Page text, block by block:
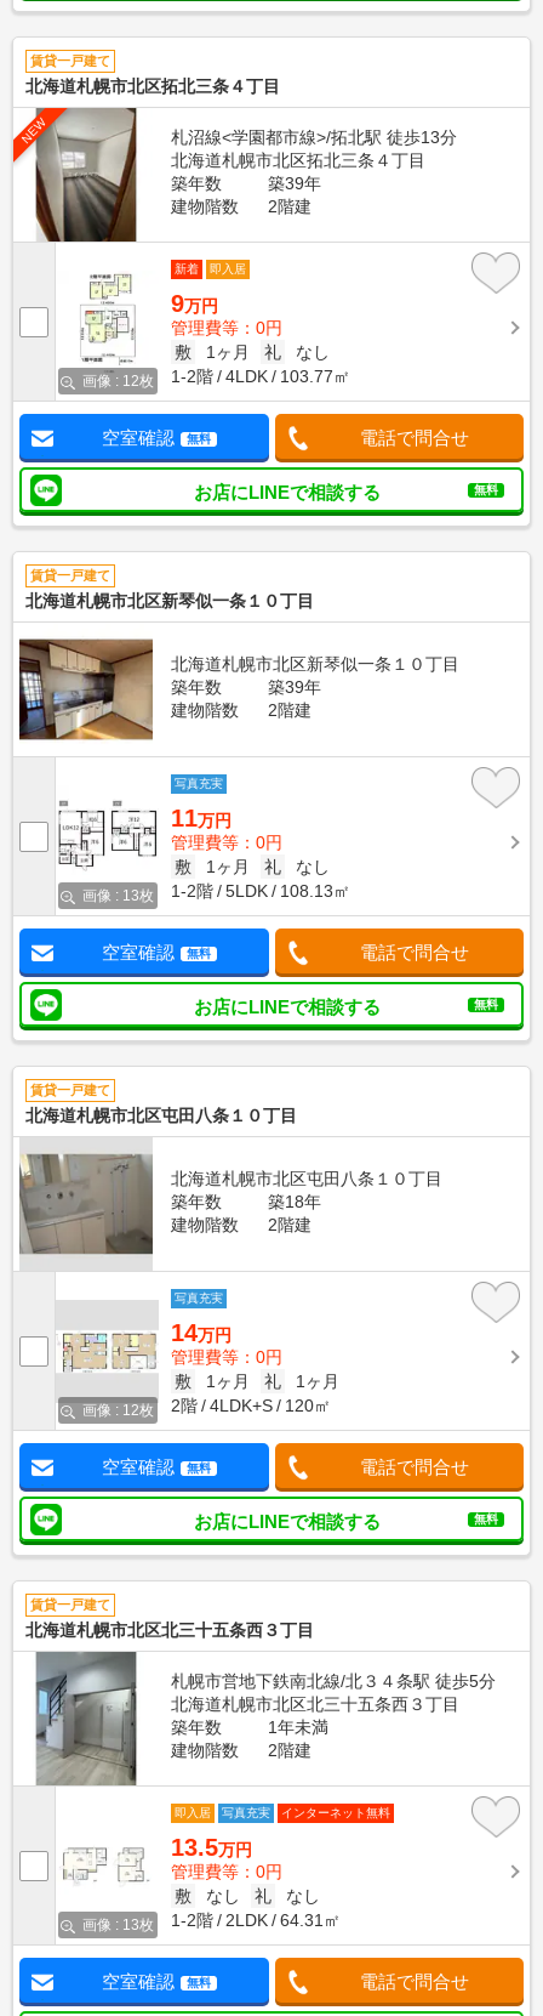
賃貸一戸建て
北海道札幌市北区拓北三条４丁目
NEW
札沼線<学園都市線>/拓北駅 徒歩13分
北海道札幌市北区拓北三条４丁目
築年数
築39年
建物階数
2階建
画像 : 12枚
新着 即入居
9万円
管理費等：0円
敷
1ヶ月 礼
なし
1-2階
4LDK 103.77㎡
空室確認 無料 電話で問合せ
お店にLINEで相談する 無料
賃貸一戸建て
北海道札幌市北区新琴似一条１０丁目
北海道札幌市北区新琴似一条１０丁目
築年数
築39年
建物階数
2階建
画像 : 13枚
写真充実
11万円
管理費等：0円
敷
1ヶ月 礼
なし
1-2階
5LDK 108.13㎡
空室確認 無料 電話で問合せ
お店にLINEで相談する 無料
賃貸一戸建て
北海道札幌市北区屯田八条１０丁目
北海道札幌市北区屯田八条１０丁目
築年数
築18年
建物階数
2階建
画像 : 12枚
写真充実
14万円
管理費等：0円
敷
1ヶ月 礼
1ヶ月
2階
4LDK+S 120㎡
空室確認 無料 電話で問合せ
お店にLINEで相談する 無料
賃貸一戸建て
北海道札幌市北区北三十五条西３丁目
札幌市営地下鉄南北線/北３４条駅 徒歩5分
北海道札幌市北区北三十五条西３丁目
築年数
1年未満
建物階数
2階建
画像 : 13枚
即入居 写真充実 インターネット無料
13.5万円
管理費等：0円
敷
なし 礼
なし
1-2階
2LDK 64.31㎡
空室確認 無料 電話で問合せ